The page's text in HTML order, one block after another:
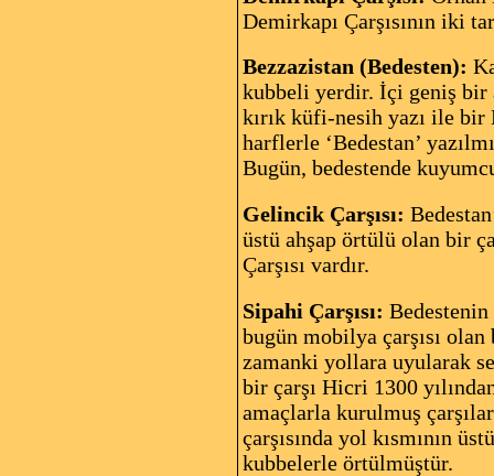
Demirkapı Çarşısının iki
Bezzazistan (Bedesten):
kubbeli yerdir. İçi geniş bir
kırık küfi-nesih yazı ile
harflerle ‘Bedestan’
Bugün, bedestende
Gelincik Çarşısı:
üstü ahşap örtülü olan bir
Çarşısı vardır.
Sipahi Çarşısı:
bugün mobilya çarşısı
zamanki yollara uyularak
bir çarşı Hicri 1300
amaçlarla kurulmuş
çarşısında yol kısmının
kubbelerle örtülmüştür.